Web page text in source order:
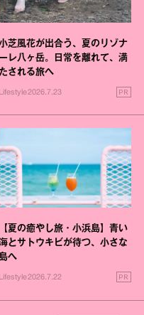
芝風花が出合う、夏のリゾナ
レ八ヶ岳。日常を離れて、満
たされる旅へ
Lifestyle2026.7.23 PR
【夏の癒やし旅・小浜島】青い
とサトウキビが待つ、小さな
へ
Lifestyle2026.7.22 PR